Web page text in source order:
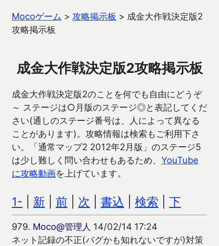
Mocoゲーム > 攻略掲示板 > 成金大作戦決定版2
攻略掲示板
成金大作戦決定版2攻略掲示板
成金大作戦決定版2のことを何でも自由にどうぞ
～ ステージは○月版のステージ◎と表記してくだ
さい(通しのステージ番号は、人によって異なる
ことがあります)。攻略情報は検索もご利用下さ
い。「通常マップ2 2012年2月版」のステージ5
は少し難しく問い合わせもあるため、 YouTube
に攻略動画を上げています。
1- 新 前 次 書込 検索 下
979. Moco@管理人 14/02/14 17:24
ネット記録の不正(バグかも知れないですが)対策